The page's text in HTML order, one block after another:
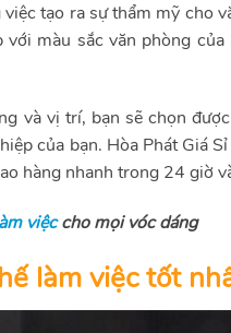
tạo ra sự thẩm mỹ cho
màu sắc văn phòng
và vị trí, bạn sẽ chọn
của bạn. Hòa Phát Giá
hàng nhanh trong 24 giờ
việccho mọi vóc dáng
làm việc tốt